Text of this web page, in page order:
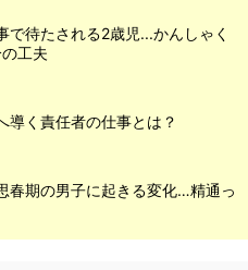
で待たされる2歳児...かんしゃく
工夫
導く責任者の仕事とは？
春期の男子に起きる変化…精通っ